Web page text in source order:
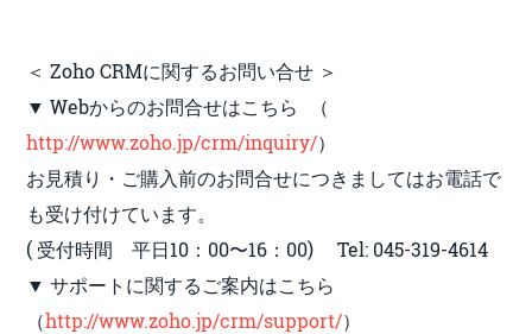
＜ Zoho CRMに関するお問い合せ ＞
▼ Webからのお問合せはこちら （
http://www.zoho.jp/crm/inquiry/）
お見積り・ご購入前のお問合せにつきましてはお電話で
も受け付けています。
( 受付時間 平日10：00〜16：00) Tel: 045-319-4614
▼ サポートに関するご案内はこちら
（http://www.zoho.jp/crm/support/）